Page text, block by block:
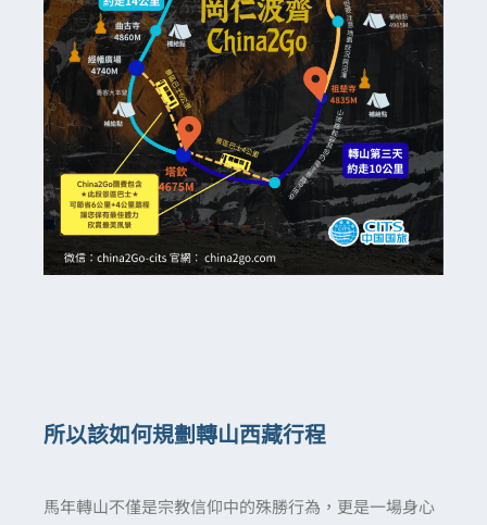
所以該如何規劃轉山西藏行程
馬年轉山不僅是宗教信仰中的殊勝行為，更是一場身心